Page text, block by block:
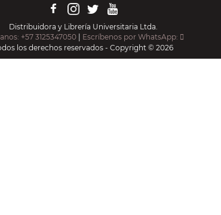
Distribuidora y Librería Universitaria Ltda.
+57 3125347050
Escríbenos por WhatsApp:
los derechos reservados - Copyright © 2026